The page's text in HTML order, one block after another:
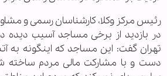
رئیس مرکز وکلا، کارشناسان رسمی و
در بازدید از برخی مساجد آسیب
تهران گفت: این مساجد که اینگونه به
دست و با مشارکت مالی مردم